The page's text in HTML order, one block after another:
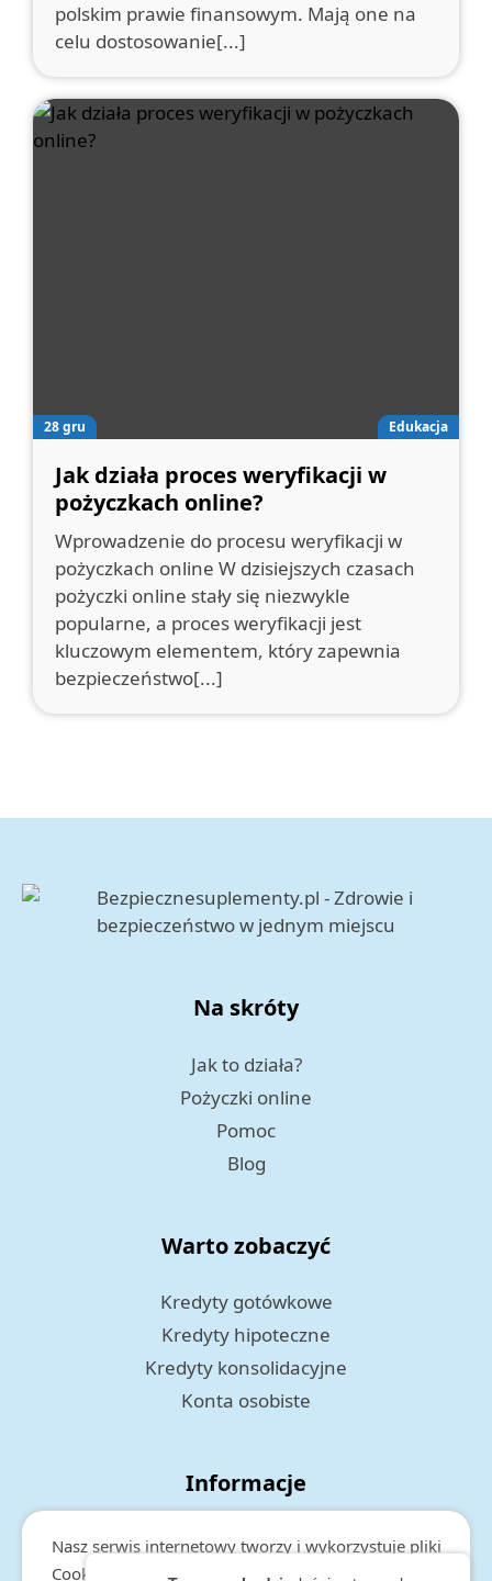
Nasz serwis internetowy tworzy i wykorzystuje pliki
Cookies. Więcej informacji o cookies, zakresie i celu
polskim prawie finansowym. Mają one na
celu dostosowanie[...]
28 gru Edukacja
Jak działa proces weryfikacji w
pożyczkach online?
Wprowadzenie do procesu weryfikacji w
pożyczkach online W dzisiejszych czasach
pożyczki online stały się niezwykle
popularne, a proces weryfikacji jest
kluczowym elementem, który zapewnia
bezpieczeństwo[...]
Na skróty
Jak to działa?
Pożyczki online
Pomoc
Blog
Warto zobaczyć
Kredyty gotówkowe
Kredyty hipoteczne
Kredyty konsolidacyjne
Konta osobiste
Informacje
Polityka prywatności
RODO